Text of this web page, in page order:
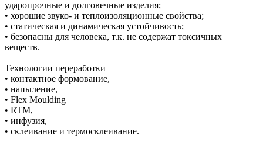
ударопрочные и долговечные изделия;
• хорошие звуко- и теплоизоляционные свойства;
• статическая и динамическая устойчивость;
• безопасны для человека, т.к. не содержат токсичных
веществ.
Технологии переработки
• контактное формование,
• напыление,
• Flex Moulding
• RTM,
• инфузия,
• склеивание и термосклеивание.